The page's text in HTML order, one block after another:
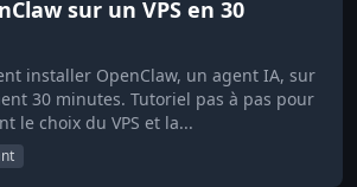
sur un VPS en 30
installer OpenClaw, un agent IA, sur
30 minutes. Tutoriel pas à pas pour
le choix du VPS et la...